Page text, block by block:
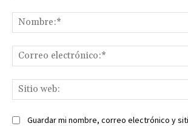
Guardar mi nombre, correo electrónico y